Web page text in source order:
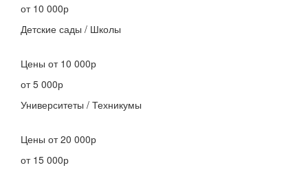
от 10 000р
Детские сады / Школы
Цены от 10 000р
от 5 000р
Университеты / Техникумы
Цены от 20 000р
от 15 000р